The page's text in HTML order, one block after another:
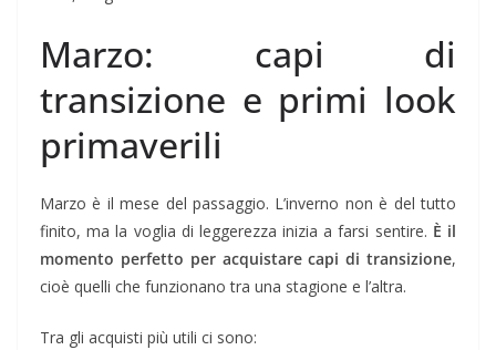
Marzo: capi di
transizione e primi look
primaverili
Marzo è il mese del passaggio. L’inverno non è del tutto
finito, ma la voglia di leggerezza inizia a farsi sentire. È il
momento perfetto per acquistare capi di transizione,
cioè quelli che funzionano tra una stagione e l’altra.
Tra gli acquisti più utili ci sono: